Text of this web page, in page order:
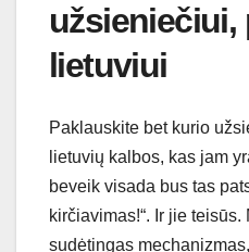
užsieniečiui,
lietuviui
Paklauskite bet kurio
lietuvių kalbos, kas jam
beveik visada bus tas
kirčiavimas!“. Ir jie
sudėtingas